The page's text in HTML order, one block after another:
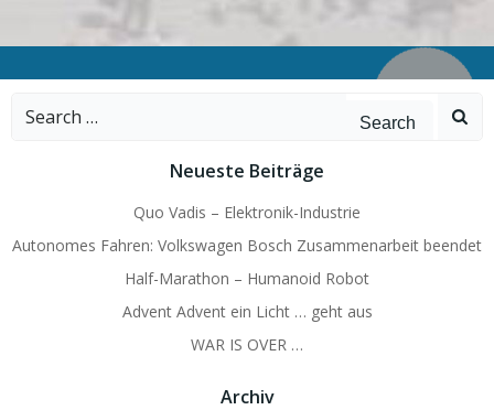
Search
Neueste Beiträge
Quo Vadis – Elektronik-Industrie
Autonomes Fahren: Volkswagen Bosch Zusammenarbeit beendet
Half-Marathon – Humanoid Robot
Advent Advent ein Licht … geht aus
WAR IS OVER …
Archiv